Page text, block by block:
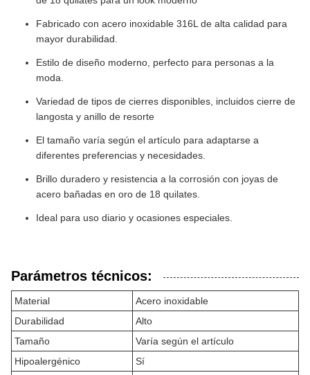
Fabricado con acero inoxidable 316L de alta calidad para
mayor durabilidad.
Estilo de diseño moderno, perfecto para personas a la
moda.
Variedad de tipos de cierres disponibles, incluidos cierre de
langosta y anillo de resorte
El tamaño varía según el artículo para adaptarse a
diferentes preferencias y necesidades.
Brillo duradero y resistencia a la corrosión con joyas de
acero bañadas en oro de 18 quilates.
Ideal para uso diario y ocasiones especiales.
Parámetros técnicos:
Material
Acero inoxidable
Durabilidad
Alto
Tamaño
Varía según el artículo
Hipoalergénico
Sí